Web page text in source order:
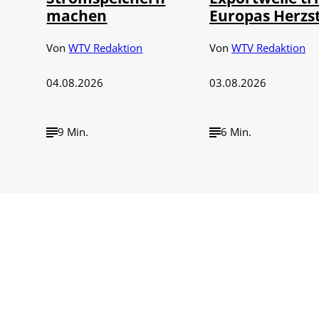
machen
VonWTV Redaktion
04.08.2026
9 Min.
Europas
VonWTV Redaktion
03.08.2026
6 Min.